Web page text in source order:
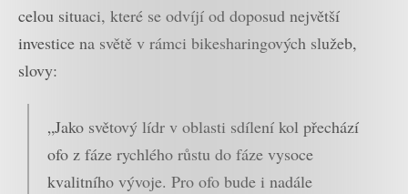
celou situaci, které se odvíjí od doposud největší
investice na světě v rámci bikesharingových služeb,
slovy:
„Jako světový lídr v oblasti sdílení kol přechází
ofo z fáze rychlého růstu do fáze vysoce
kvalitního vývoje. Pro ofo bude i nadále